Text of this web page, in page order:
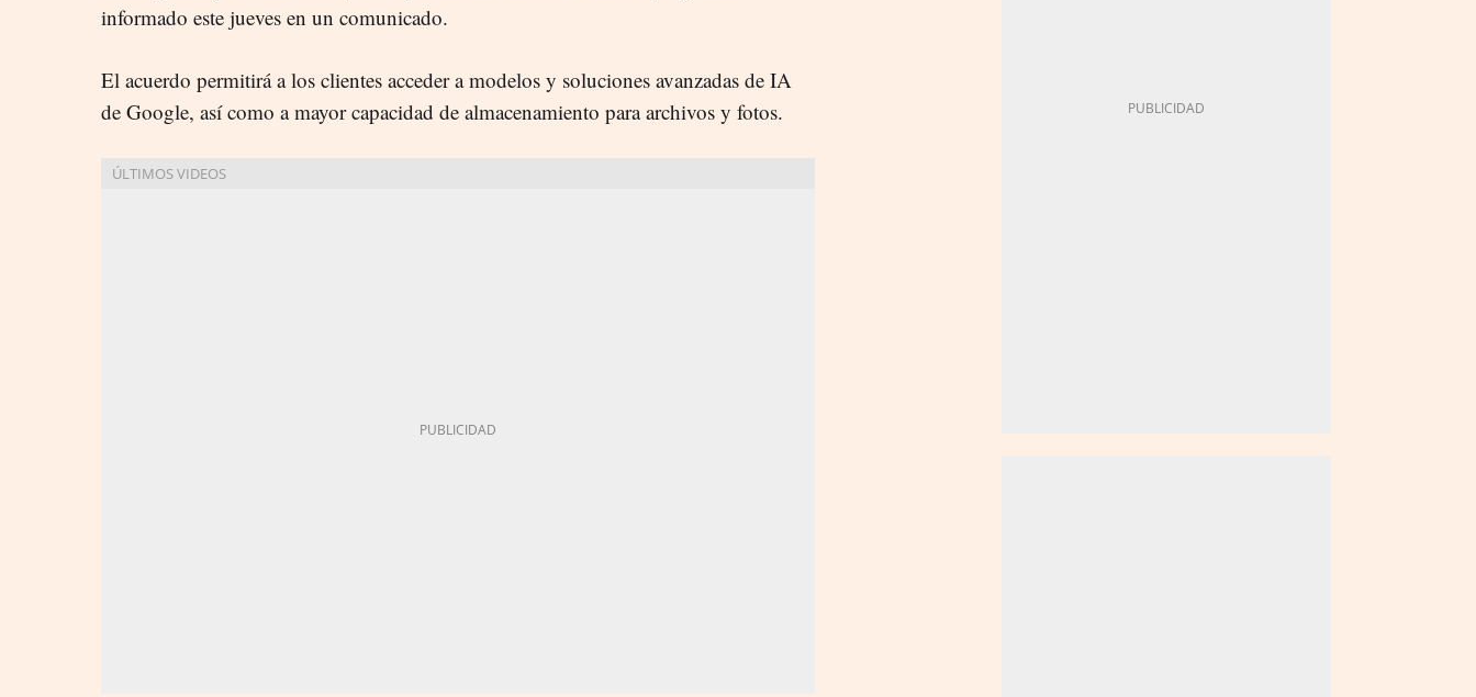
informado este jueves en un comunicado.
El acuerdo permitirá a los clientes acceder a modelos y soluciones avanzadas de IA
de Google, así como a mayor capacidad de almacenamiento para archivos y fotos.